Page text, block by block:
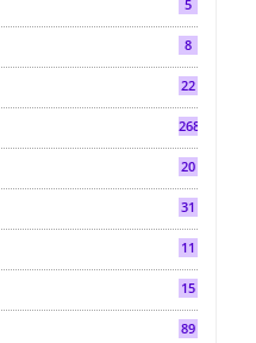
5
8
22
268
20
31
11
15
89